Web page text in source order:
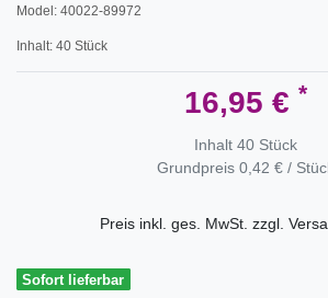
Model: 40022-89972
Inhalt: 40 Stück
16,95 € *
Inhalt 40 Stück
Grundpreis 0,42 € /
Preis inkl. ges. MwSt. zzgl.
Sofort lieferbar